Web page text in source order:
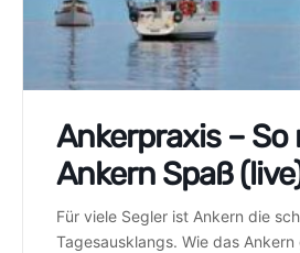
Ankerpraxis –
Ankern Spaß
Für viele Segler ist Ankern die
Tagesausklangs. Wie das